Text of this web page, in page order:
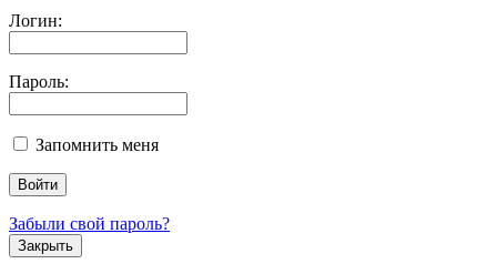
Логин:
Пароль:
Запомнить меня
Забыли свой пароль?
Закрыть